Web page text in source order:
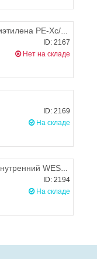
Труба из сшитого полиэтилена PE-Xc/EVOH 16х2,0, WAVIN
ID: 2167
Нет на складе
ID: 2169
На складе
Коллекторный шкаф внутренний WESTER ШРВ-1 (498х121х671 мм)
ID: 2194
На складе